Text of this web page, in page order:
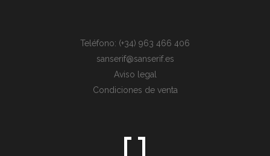
Teléfono: (+34) 963 466 406
sanserif@sanserif.es
Aviso legal
Condiciones de venta